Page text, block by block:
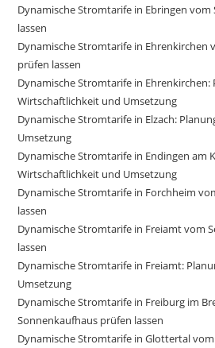
Dynamische Stromtarife in Ebringen
lassen
Dynamische Stromtarife in Ehrenkirchen
prüfen lassen
Dynamische Stromtarife in Ehrenkirchen:
Wirtschaftlichkeit und Umsetzung
Dynamische Stromtarife in Elzach:
Umsetzung
Dynamische Stromtarife in Endingen am
Wirtschaftlichkeit und Umsetzung
Dynamische Stromtarife in Forchheim
lassen
Dynamische Stromtarife in Freiamt vom
lassen
Dynamische Stromtarife in Freiamt:
Umsetzung
Dynamische Stromtarife in Freiburg im
Sonnenkaufhaus prüfen lassen
Dynamische Stromtarife in Glottertal